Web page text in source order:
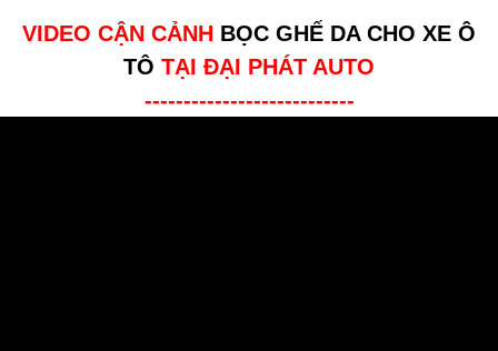
VIDEO CẬN CẢNH BỌC GHẾ DA CHO XE Ô
TÔ TẠI ĐẠI PHÁT AUTO
---------------------------